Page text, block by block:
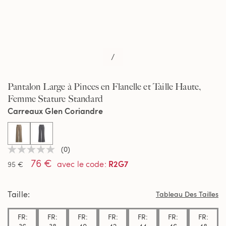
/
Pantalon Large à Pinces en Flanelle et Taille Haute,
Femme Stature Standard
Aucune
valeur
de
sur
même
page.
(0)
95 €
76 € avec le code: R2G7
Carreaux Glen Coriandre
selected
Taille Tableau Des Tailles
FR:
FR:
FR:
FR:
FR:
FR:
FR: